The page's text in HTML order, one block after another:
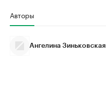
Авторы
Ангелина Зиньковская